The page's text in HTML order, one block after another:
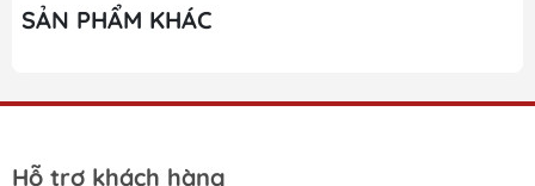
Áo thun cổ tròn đơn giản
Quần short cạp chun co giãn, giúp bé vận động
Chất vải cotton mềm, nhẹ
SẢN PHẨM KHÁC
Hỗ trợ khách hàng